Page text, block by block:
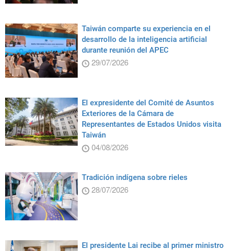
Taiwán comparte su experiencia en el
desarrollo de la inteligencia artificial
durante reunión del APEC
29/07/2026
El expresidente del Comité de Asuntos
Exteriores de la Cámara de
Representantes de Estados Unidos visita
Taiwán
04/08/2026
Tradición indígena sobre rieles
28/07/2026
El presidente Lai recibe al primer ministro